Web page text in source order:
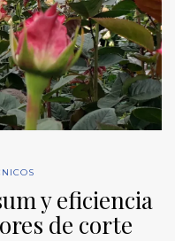
y eficiencia
de corte